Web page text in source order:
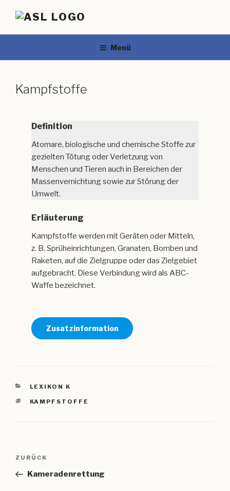
Menü
Kampfstoffe
Definition
Atomare, biologische und chemische Stoffe zur
gezielten Tötung oder Verletzung von
Menschen und Tieren auch in Bereichen der
Massenvernichtung sowie zur Störung der
Umwelt.
Erläuterung
Kampfstoffe werden mit Geräten oder Mitteln,
z. B. Sprüheinrichtungen, Granaten, Bomben und
Raketen, auf die Zielgruppe oder das Zielgebiet
aufgebracht. Diese Verbindung wird als ABC-
Waffe bezeichnet.
Zusatzinformation
KATEGORIEN
LEXIKON K
SCHLAGWÖRTER
KAMPFSTOFFE
Beitragsnavigation
Vorheriger
Beitrag
ZURÜCK
Kameradenrettung